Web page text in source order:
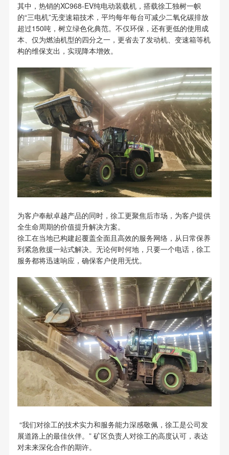
其中，热销的XC968-EV纯电动装载机，搭载徐工独树一帜
的“三电机”无变速箱技术，平均每年每台可减少二氧化碳排放
超过150吨，树立绿色化典范。不仅环保，还有更低的使用成
本、仅为燃油机型的四分之一，更省去了发动机、变速箱等机
构的维保支出，实现降本增效。
为客户奉献卓越产品的同时，徐工更聚焦后市场，为客户提供
全生命周期的价值提升解决方案。
徐工在当地已构建起覆盖全面且高效的服务网络，从日常保养
到紧急救援一站式解决。无论何时何地，只要一个电话，徐工
服务都将迅速响应，确保客户使用无忧。
“我们对徐工的技术实力和服务能力深感敬佩，徐工是公司发
展道路上的最佳伙伴。” 矿区负责人对徐工的高度认可，表达
对未来深化合作的期许。